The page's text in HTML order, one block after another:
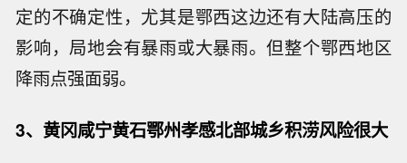
定的不确定性，尤其是鄂西这边还有大陆高压的
影响，局地会有暴雨或大暴雨。但整个鄂西地区
降雨点强面弱。
3、黄冈咸宁黄石鄂州孝感北部城乡积涝风险很大